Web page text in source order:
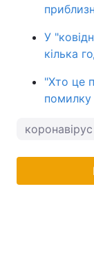
У
кілька
"Хто це
помилку
коронавірус